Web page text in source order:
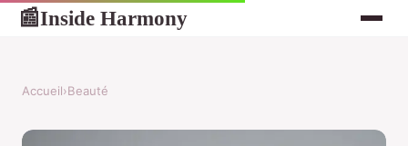
📰Inside Harmony
Accueil›Beauté